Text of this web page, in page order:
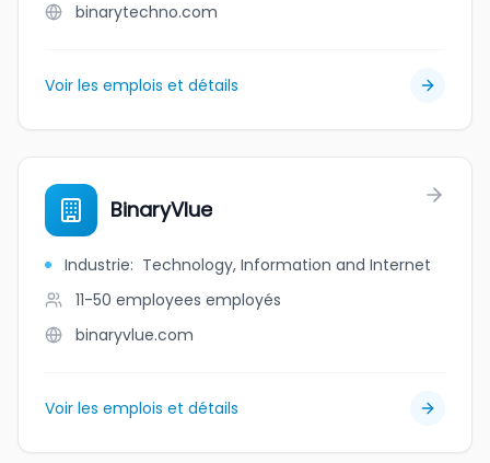
binarytechno.com
Voir les emplois et détails
BinaryVlue
Industrie: Technology, Information and Internet
11-50 employees employés
binaryvlue.com
Voir les emplois et détails